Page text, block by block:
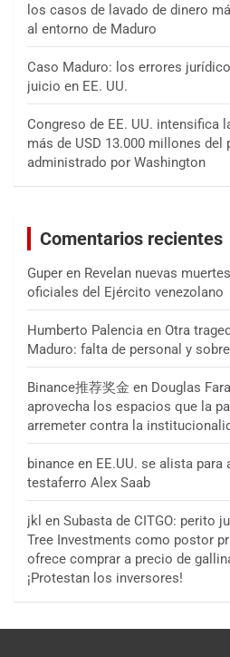
los casos de lavado de dinero
al entorno de Maduro
Caso Maduro: los errores
juicio en EE. UU.
Congreso de EE. UU. intensifica
más de USD 13.000 millones del
administrado por Washington
Comentarios recientes
Guper en Revelan nuevas
oficiales del Ejército venezolano
Humberto Palencia en Otra
Maduro: falta de personal y
Binance推荐奖金 en Douglas
aprovecha los espacios que la
arremeter contra la
binance en EE.UU. se alista para
testaferro Alex Saab
jkl en Subasta de CITGO: perito
Tree Investments como postor
ofrece comprar a precio de
¡Protestan los inversores!